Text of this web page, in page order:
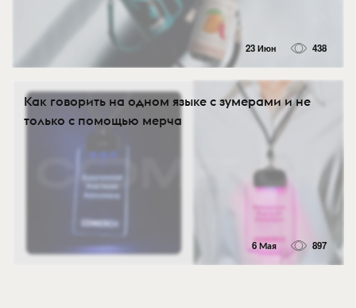
23 Июн 438
Как говорить на одном языке с зумерами и не
только с помощью мерча
6 Мая 897